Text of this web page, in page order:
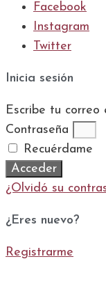
Facebook
Instagram
Twitter
Inicia sesión
Escribe tu correo
Contraseña
Recuérdame
Acceder
¿Olvidó su
¿Eres nuevo?
Registrarme